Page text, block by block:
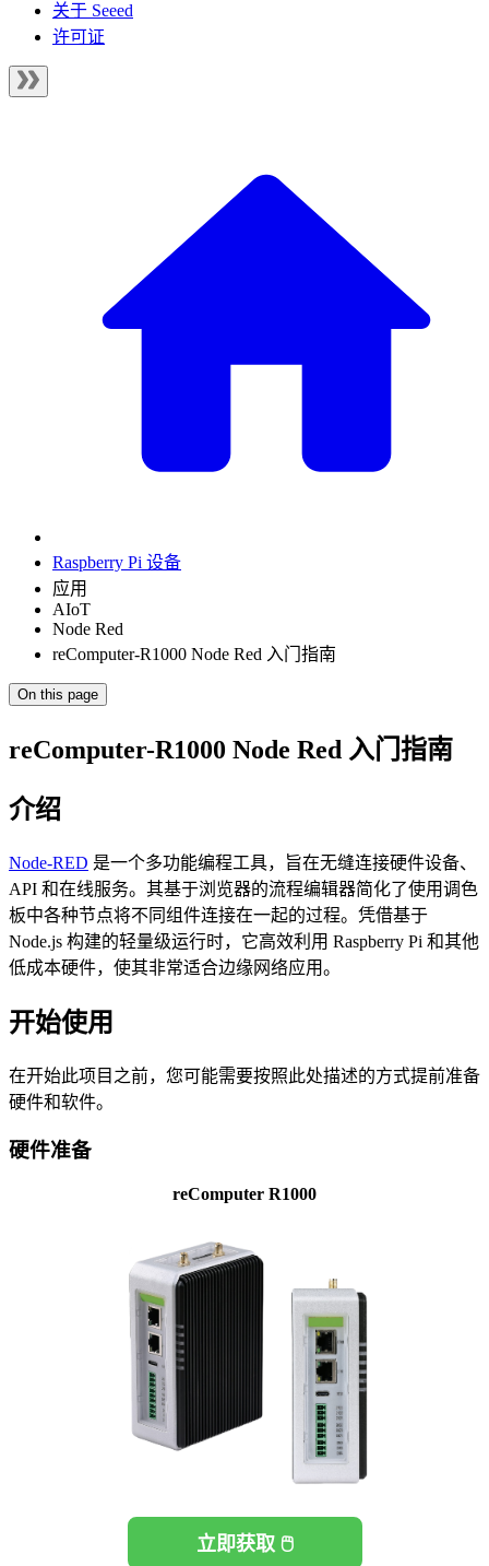
关于 Seeed
许可证
Raspberry Pi 设备
应用
AIoT
Node Red
reComputer-R1000 Node Red 入门指南
On this page
reComputer-R1000 Node Red 入门指南
介绍
Node-RED 是一个多功能编程工具，旨在无缝连接硬件设备、
API 和在线服务。其基于浏览器的流程编辑器简化了使用调色
板中各种节点将不同组件连接在一起的过程。凭借基于
Node.js 构建的轻量级运行时，它高效利用 Raspberry Pi 和其他
低成本硬件，使其非常适合边缘网络应用。
开始使用
在开始此项目之前，您可能需要按照此处描述的方式提前准备
硬件和软件。
硬件准备
reComputer R1000
立即获取 🖱️